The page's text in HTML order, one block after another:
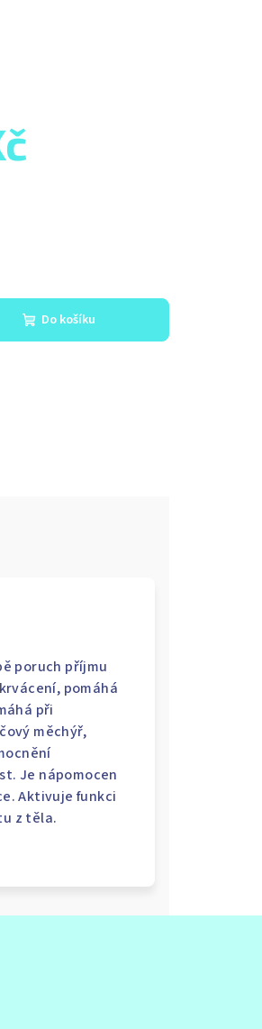
Do košíku
poruch příjmu
pomáhá
při
měchýř,
Je nápomocen
Aktivuje funkci
z těla.